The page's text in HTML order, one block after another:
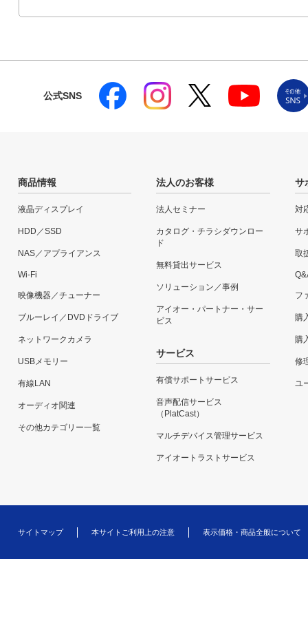
公式SNS
商品情報
液晶ディスプレイ
HDD／SSD
NAS／アプライアンス
Wi-Fi
映像機器／チューナー
ブルーレイ／DVDドライブ
ネットワークカメラ
USBメモリー
有線LAN
オーディオ関連
その他カテゴリー一覧
法人のお客様
法人セミナー
カタログ・チラシダウンロー
ド
無料貸出サービス
ソリューション／事例
アイオー・パートナー・サー
ビス
サービス
有償サポートサービス
音声配信サービス
（PlatCast）
マルチデバイス管理サービス
アイオートラストサービス
サ
対
サ
取
フ
購
購
修
ユ
サイトマップ 本サイトご利用上の注意 表示価格・商品全般について